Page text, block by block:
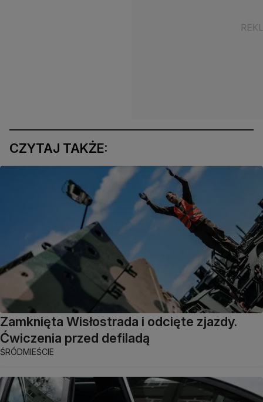
CZYTAJ TAKŻE:
Zamknięta Wisłostrada i odcięte zjazdy.
Ćwiczenia przed defiladą
ŚRÓDMIEŚCIE